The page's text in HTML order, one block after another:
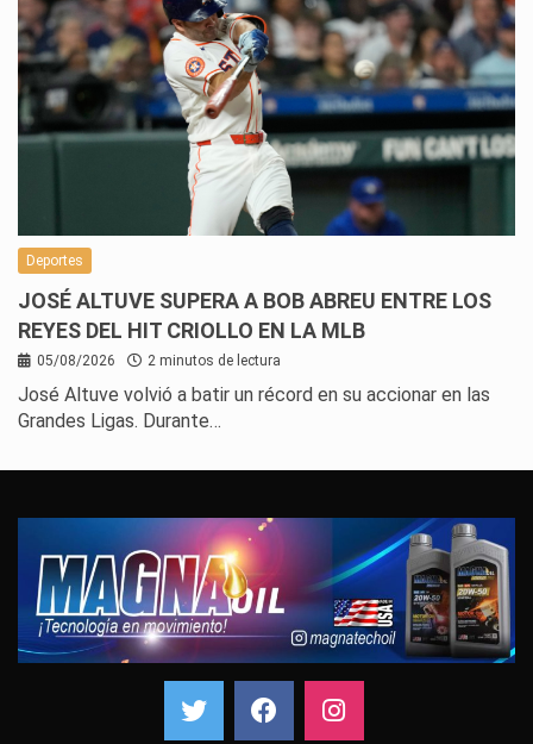
Deportes
JOSÉ ALTUVE SUPERA A BOB ABREU ENTRE LOS
REYES DEL HIT CRIOLLO EN LA MLB
05/08/2026 2 minutos de lectura
José Altuve volvió a batir un récord en su accionar en las
Grandes Ligas. Durante…